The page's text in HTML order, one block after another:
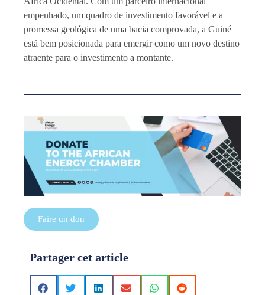
empenhado, um quadro de investimento favorável e a
promessa geológica de uma bacia comprovada, a Guiné
está bem posicionada para emergir como um novo destino
atraente para o investimento a montante.
Faire un don
Partager cet article